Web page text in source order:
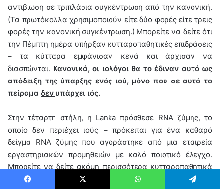
αντιβίωση σε τριπλάσια συγκέντρωση από την κανονική.
(Τα πρωτόκολλα χρησιμοποιούν είτε δύο φορές είτε τρεις
φορές την κανονική συγκέντρωση.) Μπορείτε να δείτε ότι
την Πέμπτη ημέρα υπήρξαν κυτταροπαθητικές επιδράσεις
– τα κύτταρα εμφάνισαν κενά και άρχισαν να
διασπώνται. Κανονικά, οι ιολόγοι θα το έδιναν αυτό ως
απόδειξη της ύπαρξης ενός ιού, μόνο που σε αυτό το
πείραμα δεν υπάρχει ιός.
Στην τέταρτη στήλη, η Lanka πρόσθεσε RNA ζύμης, το
οποίο δεν περιέχει ιούς – πρόκειται για ένα καθαρό
δείγμα RNA ζύμης που αγοράστηκε από μια εταιρεία
εργαστηριακών προμηθειών με καλό ποιοτικό έλεγχο.
Μπορείτε να δείτε ακόμη περισσότερα κυτταροπαθητικά
αποτελέσματα την πέμπτη ημέρα σε αυτή την